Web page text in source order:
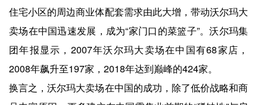
住宅小区的周边商业体配套需求由此大增，带动沃尔玛大
卖场在中国迅速发展，成为“家门口的菜篮子”。沃尔玛集
团年报显示，2007年沃尔玛大卖场在中国有68家店，
2008年飙升至197家，2018年达到巅峰的424家。
换言之，沃尔玛大卖场在中国的成功，除了低价战略和商